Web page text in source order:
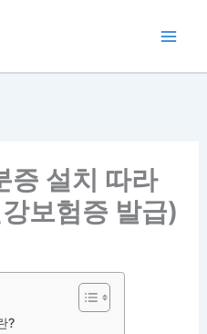
증 설치 따라
보험증 발급)
?